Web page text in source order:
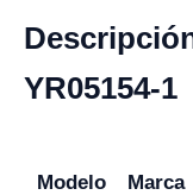
YR05154-1
Modelo Marca